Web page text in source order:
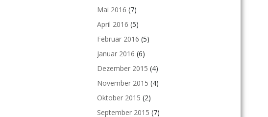
Mai 2016 (7)
April 2016 (5)
Februar 2016 (5)
Januar 2016 (6)
Dezember 2015 (4)
November 2015 (4)
Oktober 2015 (2)
September 2015 (7)